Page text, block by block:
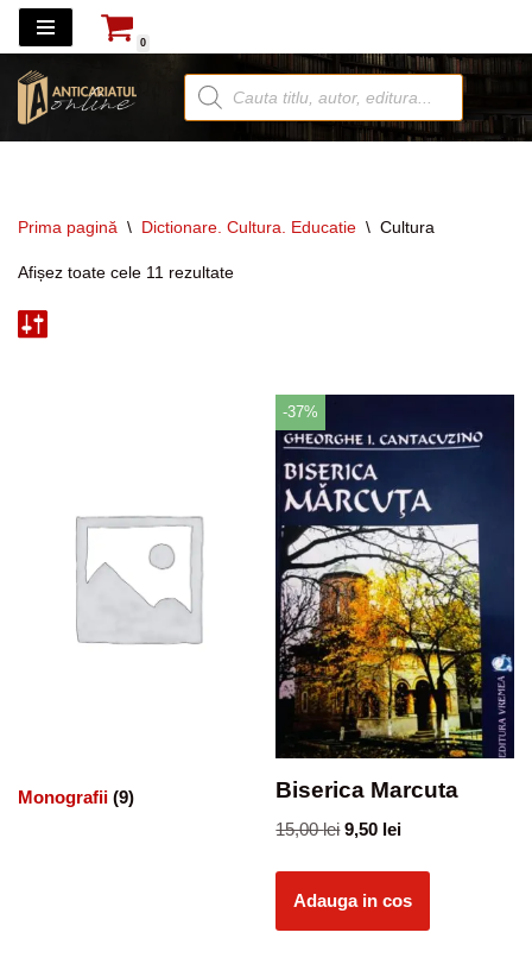
la
conținut
0
Prima pagină \ Dictionare. Cultura. Educatie \ Cultura
Afișez toate cele 11 rezultate
Monografii (9)
-37%
Biserica Marcuta
15,00lei 9,50 lei
Adauga in cos